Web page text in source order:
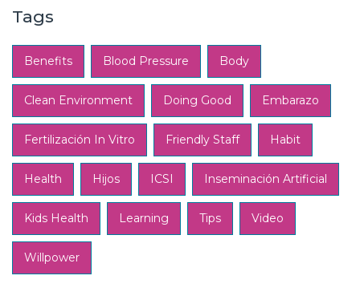
Tags
Benefits Blood Pressure Body
Clean Environment Doing Good Embarazo
Fertilización In Vitro Friendly Staff Habit
Health Hijos ICSI Inseminación Artificial
Kids Health Learning Tips Video
Willpower